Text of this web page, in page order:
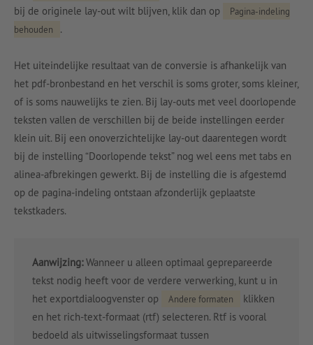
bij de originele lay-out wilt blijven, klik dan op
Pagina-indeling
behouden
.
Het uiteindelijke resultaat van de conversie is afhankelijk van
het pdf-bronbestand en het verschil is soms groter, soms kleiner,
of is soms nauwelijks te zien. Bij lay-outs met veel doorlopende
teksten vallen de verschillen bij de beide instellingen eerder
klein uit. Bij een onoverzichtelijke lay-out daarentegen wordt
bij de instelling “Doorlopende tekst” nog wel eens met tabs en
alinea-afbrekingen gewerkt. Bij de instelling die is afgestemd
op de pagina-indeling ontstaan afzonderlijk geplaatste
tekstkaders.
Aanwijzing:Wanneer u alleen optimaal geprepareerde
tekst nodig heeft voor de verdere verwerking, kunt u in
het exportdialoogvenster op
Andere formaten
klikken
en het rich-text-formaat (rtf) selecteren. Rtf is vooral
bedoeld als uitwisselingsformaat tussen